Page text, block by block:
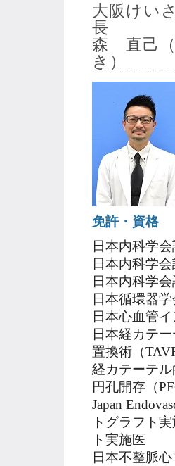
大阪けい
森 直己
免許・資格
日本内科学
日本内科学
日本内科学
日本循環器
日本心血管
日本経カテ
置換術（
経カテーテ
円孔開存（
Japan
トグラフト
ト実施医
日本不整脈